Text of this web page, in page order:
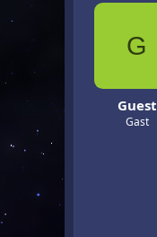
l
a
m
G
Guest
Gast